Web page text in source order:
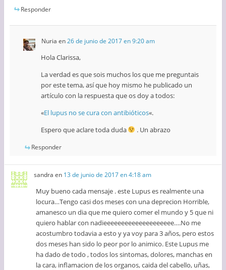
Responder
Nuria en26 de junio de 2017 en 9:20 am
Hola Clarissa,
La verdad es que sois muchos los que me preguntais
por este tema, así que hoy mismo he publicado un
artículo con la respuesta que os doy a todos:
«El lupus no se cura con antibióticos«.
Espero que aclare toda duda
. Un abrazo
Responder
sandra en 13 de junio de 2017 en 4:18 am
Muy bueno cada mensaje . este Lupus es realmente una
locura…Tengo casi dos meses con una deprecion Horrible,
amanesco un dia que me quiero comer el mundo y 5 que ni
quiero hablar con nadieeeeeeeeeeeeeeeeeeee….No me
acostumbro todavia a esto y ya voy para 3 años, pero estos
dos meses han sido lo peor por lo animico. Este Lupus me
ha dado de todo , todos los sintomas, dolores, manchas en
la cara, inflamacion de los organos, caida del cabello, uñas,